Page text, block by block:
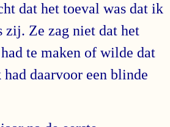
dat het toeval was dat ik
zij. Ze zag niet dat het
te maken of wilde dat
daarvoor een blinde